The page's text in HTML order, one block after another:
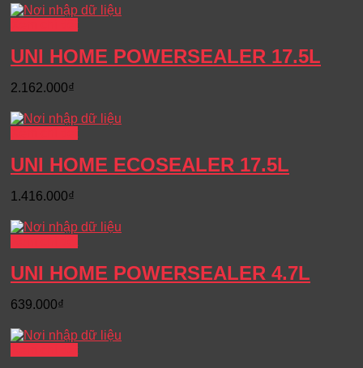
UNI HOME POWERSEALER 17.5L
2.162.000₫
UNI HOME ECOSEALER 17.5L
1.416.000₫
UNI HOME POWERSEALER 4.7L
639.000₫